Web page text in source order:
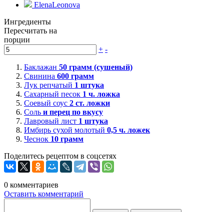
ElenaLeonova
Ингредиенты
Пересчитать на
порции
+ -
Баклажан 50 грамм (сушеный)
Свинина 600 грамм
Лук репчатый 1 штука
Сахарный песок 1 ч. ложка
Соевый соус 2 ст. ложки
Соль и перец по вкусу
Лавровый лист 1 штука
Имбирь сухой молотый 0,5 ч. ложек
Чеснок 10 грамм
Поделитесь рецептом в соцсетях
0 комментариев
Оставить комментарий